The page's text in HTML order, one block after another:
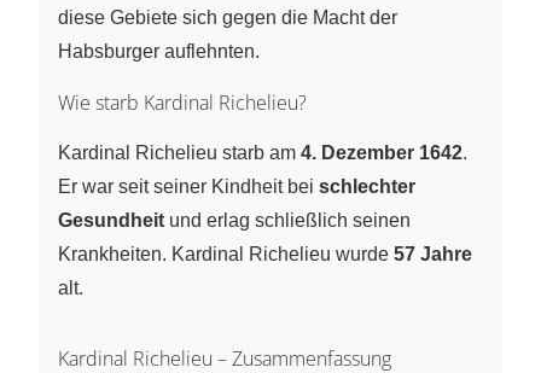
diese Gebiete sich gegen die Macht der
Habsburger auflehnten.
Wie starb Kardinal Richelieu?
Kardinal Richelieu starb am 4. Dezember 1642.
Er war seit seiner Kindheit bei schlechter
Gesundheit und erlag schließlich seinen
Krankheiten. Kardinal Richelieu wurde 57 Jahre
alt.
Kardinal Richelieu – Zusammenfassung